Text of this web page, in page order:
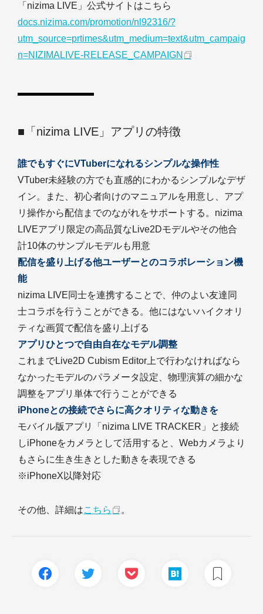
「nizima LIVE」公式サイトはこちら
docs.nizima.com/promotion/nl92316/?
utm_source=prtimes&utm_medium=text&utm_campaig
n=NIZIMALIVE-RELEASE_CAMPAIGN
■「nizima LIVE」アプリの特徴
誰でもすぐにVTuberになれるシンプルな操作性
VTuber未経験の方でも直感的にわかるシンプルなデザ
イン。また、初心者向けのマニュアルを用意し、アプ
リ操作から配信までのながれをサポートする。nizima
LIVEアプリ限定の高品質なLive2Dモデルやその他合
計10体のサンプルモデルも用意
配信を盛り上げる他ユーザーとのコラボレーション機
能
nizima LIVE同士を連携することで、仲のよい友達同
士コラボを行うことができる。他にはないハイクオリ
ティな画質で配信を盛り上げる
アプリひとつで自由自在なモデル調整
これまでLive2D Cubism Editor上で行わなければなら
なかったモデルのパラメータ設定、物理演算の細かな
調整をアプリ単体で行うことができる
iPhoneとの接続でさらに高クオリティな動きを
モバイル版アプリ「nizima LIVE TRACKER」と接続
しiPhoneをカメラとして活用すると、Webカメラより
もさらに生き生きとした動きを表現できる
※iPhoneX以降対応
その他、詳細はこちら 。